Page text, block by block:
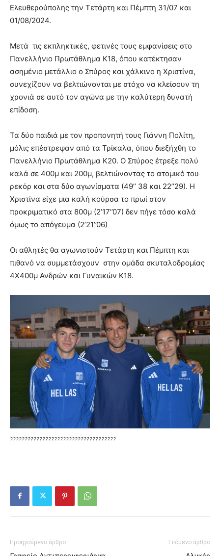
Ελευθερούπολης την Τετάρτη και Πέμπτη 31/07 και
01/08/2024.
Μετά τις εκπληκτικές, φετινές τους εμφανίσεις στο
Πανελλήνιο Πρωτάθλημα Κ18, όπου κατέκτησαν
ασημένιο μετάλλιο ο Σπύρος και χάλκινο η Χριστίνα,
συνεχίζουν να βελτιώνονται με στόχο να κλείσουν τη
χρονιά σε αυτό τον αγώνα με την καλύτερη δυνατή
επίδοση.
Τα δύο παιδιά με τον προπονητή τους Γιάννη Πολίτη,
μόλις επέστρεψαν από τα Τρίκαλα, όπου διεξήχθη το
Πανελλήνιο Πρωτάθλημα Κ20. Ο Σπύρος έτρεξε πολύ
καλά σε 400μ και 200μ, βελτιώνοντας το ατομικό του
ρεκόρ και στα δύο αγωνίσματα (49’’ 38 και 22’’29). Η
Χριστίνα είχε μια καλή κούρσα το πρωί στον
προκριματικό στα 800μ (2’17’’07) δεν πήγε τόσο καλά
όμως το απόγευμα (2’21’’06)
Οι αθλητές θα αγωνιστούν Τετάρτη και Πέμπτη και
πιθανό να συμμετάσχουν στην ομάδα σκυταλοδρομίας
4Χ400μ Ανδρών και Γυναικών Κ18.
????????????????????????????????????
Προηγούμενο άρθρο Επόμενο άρθρο